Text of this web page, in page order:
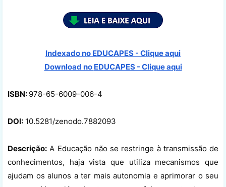
Indexado no EDUCAPES - Clique aqui
Download no EDUCAPES - Clique aqui
ISBN: 978-65-6009-006-4
DOI: 10.5281/zenodo.7882093
Descrição: A Educação não se restringe à transmissão de
conhecimentos, haja vista que utiliza mecanismos que
ajudam os alunos a ter mais autonomia e aprimorar o seu